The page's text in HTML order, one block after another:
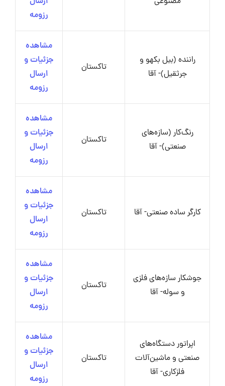
رزومه
راننده (بیل بکهو و
جرثقیل)- آقا
تاکستان
مشاهده
جزئیات و
ارسال
رزومه
رنگ‌کار (سازه‌های
صنعتی)- آقا
تاکستان
مشاهده
جزئیات و
ارسال
رزومه
کارگر ساده صنعتی- آقا تاکستان
مشاهده
جزئیات و
ارسال
رزومه
جوشکار سازه‌های فلزی
و سوله- آقا
تاکستان
مشاهده
جزئیات و
ارسال
رزومه
اپراتور دستگاه‌های
صنعتی و ماشین‌آلات
فلزکاری- آقا
تاکستان
مشاهده
جزئیات و
ارسال
رزومه